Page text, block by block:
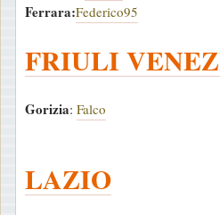
Ferrara:Federico95
FRIULI
Gorizia: Falco
LAZIO